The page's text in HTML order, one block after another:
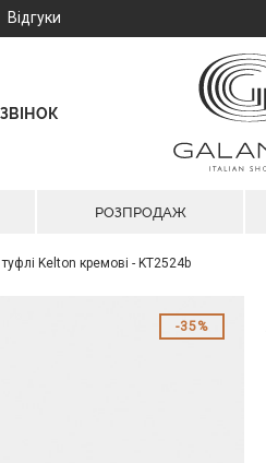
Відгуки
РОЗПРОДАЖ
Kelton кремові - KT2524b
35%